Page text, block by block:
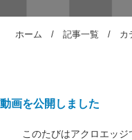
ホーム 記事一覧 カ
動画を公開しました
このたびはアクロエッジ